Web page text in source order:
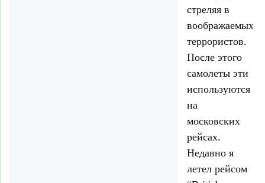
стреляя в
воображаемых
террористов.
После этого
самолеты эти
используются
на
московских
рейсах.
Недавно я
летел рейсом